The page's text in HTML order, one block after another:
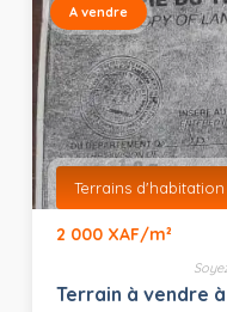
A vendre
Terrains d'habitation
2 000 XAF/m²
Terrain à vendre